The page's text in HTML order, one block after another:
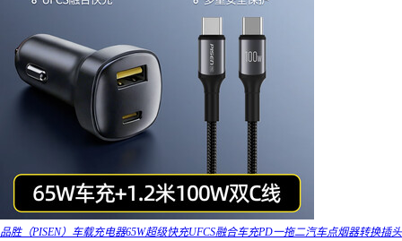
品胜（PISEN）车载充电器65W超级快充UFCS融合车充PD一拖二汽车点烟器转换插头